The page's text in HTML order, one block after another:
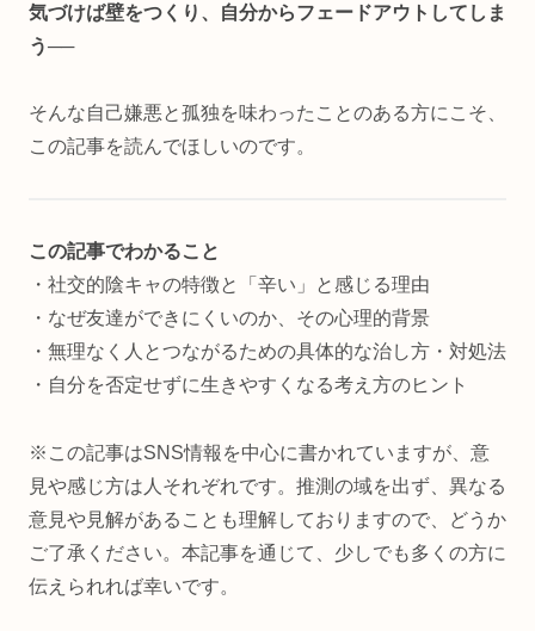
気づけば壁をつくり、自分からフェードアウトしてしま
う──
そんな自己嫌悪と孤独を味わったことのある方にこそ、
この記事を読んでほしいのです。
この記事でわかること
・社交的陰キャの特徴と「辛い」と感じる理由
・なぜ友達ができにくいのか、その心理的背景
・無理なく人とつながるための具体的な治し方・対処法
・自分を否定せずに生きやすくなる考え方のヒント
※この記事はSNS情報を中心に書かれていますが、意
見や感じ方は人それぞれです。推測の域を出ず、異なる
意見や見解があることも理解しておりますので、どうか
ご了承ください。本記事を通じて、少しでも多くの方に
伝えられれば幸いです。